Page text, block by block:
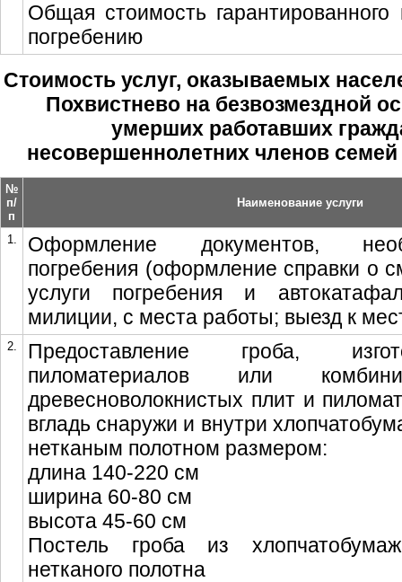
Общая стоимость гарантированного
погребению
Стоимость услуг, оказываемых
Похвистнево на безвозмездной
умерших работавших
несовершеннолетних членов
№
п/
п
Наименование услуги
1.
Оформление документов,
погребения (оформление справки о
услуги погребения и
милиции, с места работы; выезд к
2.
Предоставление гроба,
пиломатериалов или
древесноволокнистых плит и
вгладь снаружи и внутри
нетканым полотном размером:
длина 140-220 см
ширина 60-80 см
высота 45-60 см
Постель гроба из
нетканого полотна